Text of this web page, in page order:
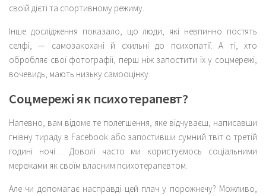
своїй дієті та спортивному режиму.
Інше дослідження показало, що люди, які невпинно постять
селфі, — самозакохані й схильні до психопатії. А ті, хто
обробляє свої фотографії, перш ніж запостити їх у соцмережі,
вочевидь, мають низьку самооцінку.
Соцмережі як психотерапевт?
Напевно, вам відоме те полегшення, яке відчуваєш, написавши
гнівну тираду в Facebook або запостивши сумний твіт о третій
годині ночі… Доволі часто ми користуємось соціальними
мережами як своїм власним психотерапевтом.
Але чи допомагає насправді цей плач у порожнечу? Можливо,